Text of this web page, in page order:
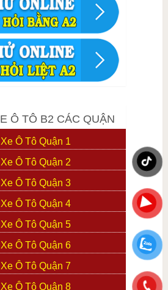
Ô TÔ B2 CÁC QUẬN
Ô Tô Quận 1
Ô Tô Quận 2
Ô Tô Quận 3
Ô Tô Quận 4
Ô Tô Quận 5
Ô Tô Quận 6
Ô Tô Quận 7
Ô Tô Quận 8